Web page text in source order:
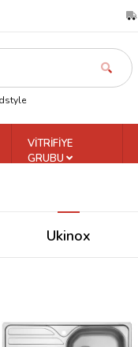
VİTRİFİYE
GRUBU
Ukinox